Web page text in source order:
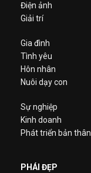
Điện ảnh
Giải trí
Gia đình
Tình yêu
Hôn nhân
Nuôi dạy con
Sự nghiệp
Kinh doanh
Phát triển bản thân
PHÁI ĐẸP